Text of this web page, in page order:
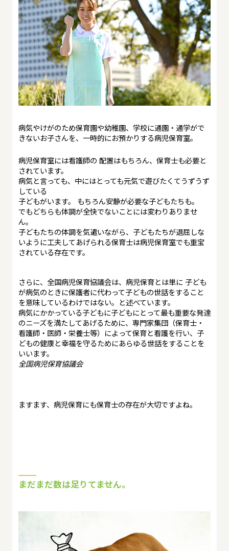
病気やけがのため保育園や幼稚園、学校に通園・通学がで
きないお子さんを、一時的にお預かりする病児保育室。
病児保育室には看護師の 配置はもちろん、保育士も必要と
されています。
病気と言っても、中にはとっても元気で遊びたくてうずうず
している
子どもがいます。 もちろん安静が必要な子どもたちも。
でもどちらも体調が全快でないことには変わりありませ
ん。
子どもたちの体調を気遣いながら、子どもたちが退屈しな
いように工夫してあげられる保育士は病児保育室でも重宝
されている存在です。
さらに、全国病児保育協議会は、病児保育とは単に 子ども
が病気のときに保護者に代わって子どもの世話をすること
を意味しているわけではない。と述べています。
病気にかかっている子どもに子どもにとって最も重要な発達
のニーズを満たしてあげるために、専門家集団（保育士・
看護師・医師・栄養士等）によって保育と看護を行い、子
どもの健康と幸福を守るためにあらゆる世話をすることを
いいます。
全国病児保育協議会
ますます、病児保育にも保育士の存在が大切ですよね。
まだまだ数は足りてません。